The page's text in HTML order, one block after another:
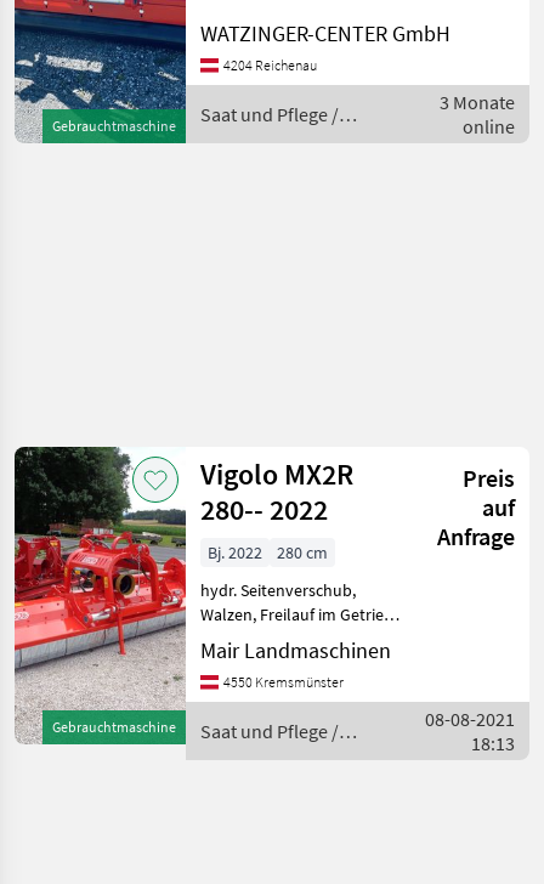
Gebrauchtmaschine
Gehäuse, Front und
Heckanbaubock Saat und
Pflege Schlegler /
Schlägelhäcksler
WATZINGER-CENTER GmbH
4204 Reichenau
Saat und Pflege /
Vigolo
3 Monate
online
Gebrauchtmaschine
Vigolo MX2R
280-- 2022
Preis
auf
Anfrage
Bj. 2022
280 cm
hydr. Seitenverschub,
Walzen, Freilauf im Getriebe
neuer vigolo MX2R 280
mulcher für front u.
heckanbau mit 6 keilriemen
hydraulischem
seitenverschub
Mair Landmaschinen
4550 Kremsmünster
Saat und Pflege /
Vigolo
08-08-2021
18:13